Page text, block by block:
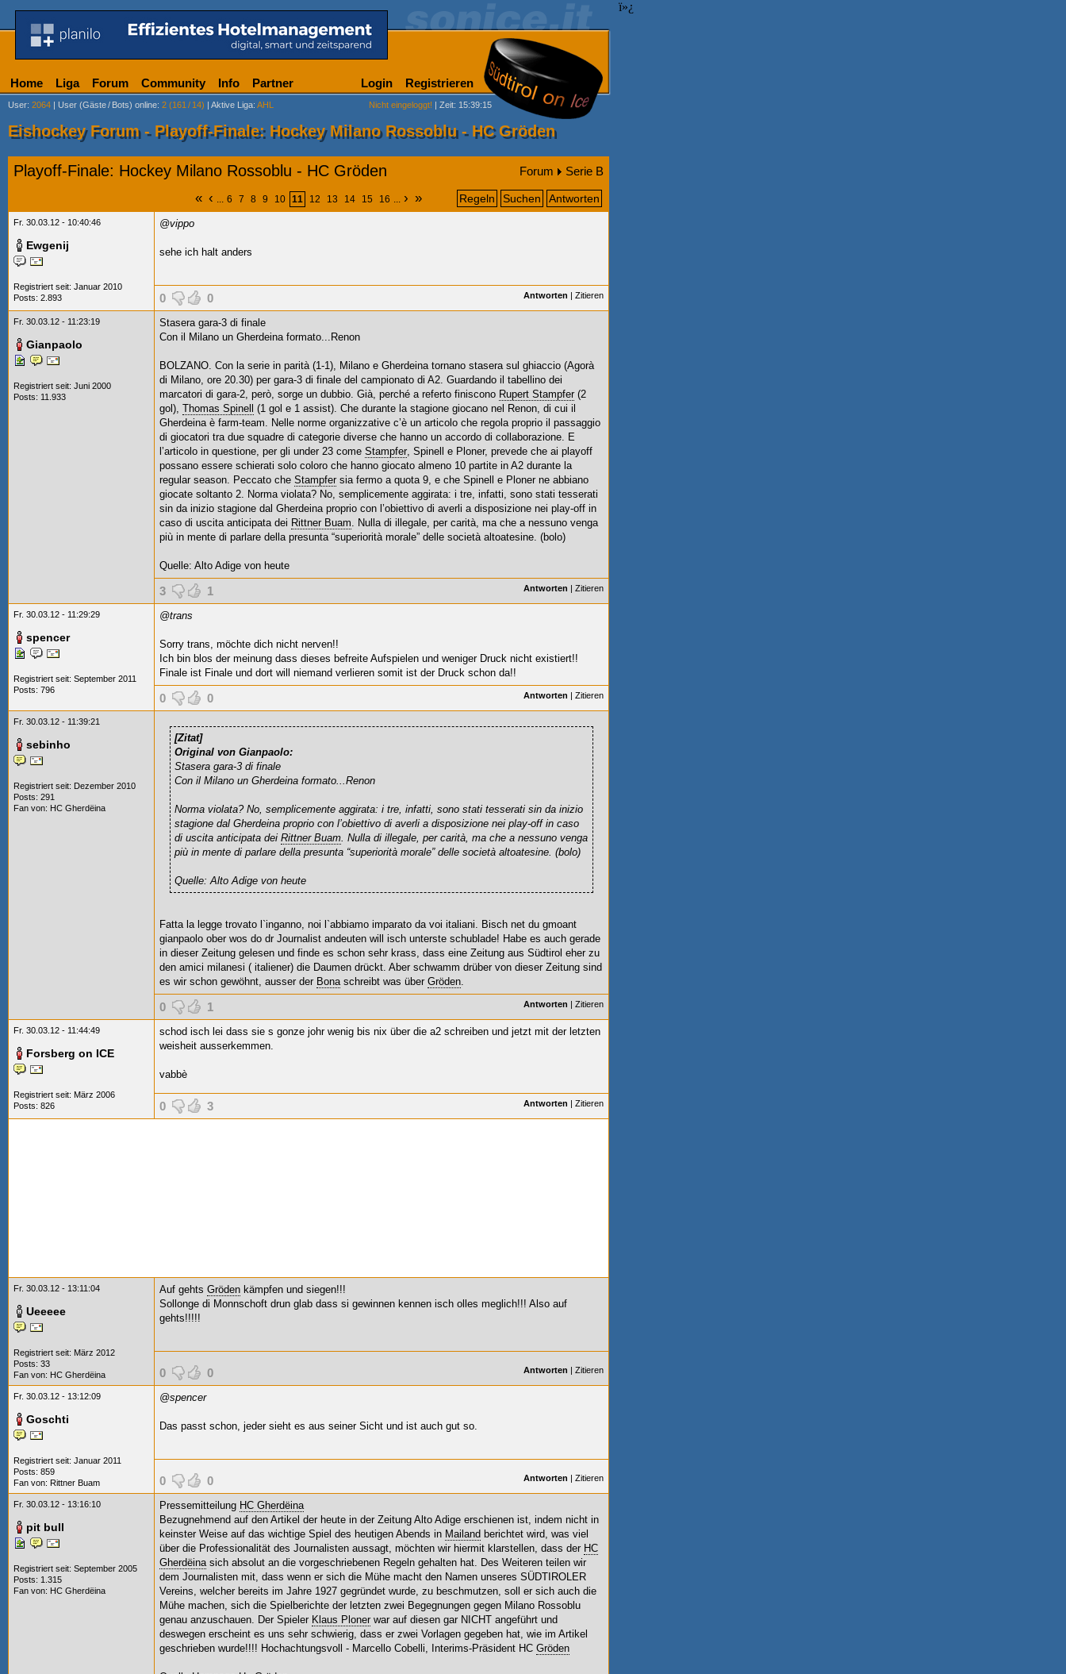
ï»¿
Home Liga Forum Community Info Partner Login Registrieren
User: 2064 | User (Gäste/ Bots) online: 2 (161 / 14) | Aktive Liga: AHL Nicht eingeloggt! | Zeit: 15:39:15
Eishockey Forum - Playoff-Finale: Hockey Milano Rossoblu - HC Gröden
Playoff-Finale: Hockey Milano Rossoblu - HC Gröden Forum Serie B
« ‹ ... 6 7 8 9 10 11 12 13 14 15 16 ... › » Regeln Suchen Antworten
Fr. 30.03.12 - 10:40:46
Ewgenij
Registriert seit: Januar 2010
Posts: 2.893
@vippo
sehe ich halt anders
0 0 Antworten | Zitieren
Fr. 30.03.12 - 11:23:19
Gianpaolo
Registriert seit: Juni 2000
Posts: 11.933
Stasera gara-3 di finale
Con il Milano un Gherdeina formato...Renon
BOLZANO. Con la serie in parità (1-1), Milano e Gherdeina tornano stasera sul ghiaccio (Agorà
di Milano, ore 20.30) per gara-3 di finale del campionato di A2. Guardando il tabellino dei
marcatori di gara-2, però, sorge un dubbio. Già, perché a referto finiscono Rupert Stampfer (2
gol), Thomas Spinell
(1 gol e 1 assist). Che durante la stagione giocano nel Renon, di cui il
Gherdeina è farm-team. Nelle norme organizzative c’è un articolo che regola proprio il passaggio
di giocatori tra due squadre di categorie diverse che hanno un accordo di collaborazione. E
l’articolo in questione, per gli under 23 come Stampfer, Spinell e Ploner, prevede che ai playoff
possano essere schierati solo coloro che hanno giocato almeno 10 partite in A2 durante la
regular season. Peccato che Stampfer sia fermo a quota 9, e che Spinell e Ploner ne abbiano
giocate soltanto 2. Norma violata? No, semplicemente aggirata: i tre, infatti, sono stati tesserati
sin da inizio stagione dal Gherdeina proprio con l’obiettivo di averli a disposizione nei play-off in
caso di uscita anticipata dei Rittner Buam. Nulla di illegale, per carità, ma che a nessuno venga
più in mente di parlare della presunta “superiorità morale” delle società altoatesine. (bolo)
Quelle: Alto Adige von heute
3 1 Antworten | Zitieren
Fr. 30.03.12 - 11:29:29
spencer
Registriert seit: September 2011
Posts: 796
@trans
Sorry trans, möchte dich nicht nerven!!
Ich bin blos der meinung dass dieses befreite Aufspielen und weniger Druck nicht existiert!!
Finale ist Finale und dort will niemand verlieren somit ist der Druck schon da!!
0 0 Antworten | Zitieren
Fr. 30.03.12 - 11:39:21
sebinho
Registriert seit: Dezember 2010
Posts: 291
Fan von: HC Gherdëina
[Zitat]
Original von Gianpaolo:
Stasera gara-3 di finale
Con il Milano un Gherdeina formato...Renon
Norma violata? No, semplicemente aggirata: i tre, infatti, sono stati tesserati sin da inizio
stagione dal Gherdeina proprio con l’obiettivo di averli a disposizione nei play-off in caso
di uscita anticipata dei Rittner Buam. Nulla di illegale, per carità, ma che a nessuno venga
più in mente di parlare della presunta “superiorità morale” delle società altoatesine. (bolo)
Quelle: Alto Adige von heute
Fatta la legge trovato l`inganno, noi l`abbiamo imparato da voi italiani. Bisch net du gmoant
gianpaolo ober wos do dr Journalist andeuten will isch unterste schublade! Habe es auch gerade
in dieser Zeitung gelesen und finde es schon sehr krass, dass eine Zeitung aus Südtirol eher zu
den amici milanesi ( italiener) die Daumen drückt. Aber schwamm drüber von dieser Zeitung sind
es wir schon gewöhnt, ausser der Bonaschreibt was über Gröden.
0 1 Antworten | Zitieren
Fr. 30.03.12 - 11:44:49
Forsberg on ICE
Registriert seit: März 2006
Posts: 826
schod isch lei dass sie s gonze johr wenig bis nix über die a2 schreiben und jetzt mit der letzten
weisheit ausserkemmen.
vabbè
0 3 Antworten | Zitieren
Fr. 30.03.12 - 13:11:04
Ueeeee
Registriert seit: März 2012
Posts: 33
Fan von: HC Gherdëina
Auf gehts Gröden kämpfen und siegen!!!
Sollonge di Monnschoft drun glab dass si gewinnen kennen isch olles meglich!!! Also auf
gehts!!!!!
0 0 Antworten | Zitieren
Fr. 30.03.12 - 13:12:09
Goschti
Registriert seit: Januar 2011
Posts: 859
Fan von: Rittner Buam
@spencer
Das passt schon, jeder sieht es aus seiner Sicht und ist auch gut so.
0 0 Antworten | Zitieren
Fr. 30.03.12 - 13:16:10
pit bull
Registriert seit: September 2005
Posts: 1.315
Fan von: HC Gherdëina
Pressemitteilung HC Gherdëina
Bezugnehmend auf den Artikel der heute in der Zeitung Alto Adige erschienen ist, indem nicht in
keinster Weise auf das wichtige Spiel des heutigen Abends in Mailand berichtet wird, was viel
über die Professionalität des Journalisten aussagt, möchten wir hiermit klarstellen, dass der HC
Gherdëinasich absolut an die vorgeschriebenen Regeln gehalten hat. Des Weiteren teilen wir
dem Journalisten mit, dass wenn er sich die Mühe macht den Namen unseres SÜDTIROLER
Vereins, welcher bereits im Jahre 1927 gegründet wurde, zu beschmutzen, soll er sich auch die
Mühe machen, sich die Spielberichte der letzten zwei Begegnungen gegen Milano Rossoblu
genau anzuschauen. Der Spieler Klaus Ploner war auf diesen gar NICHT angeführt und
deswegen erscheint es uns sehr schwierig, dass er zwei Vorlagen gegeben hat, wie im Artikel
geschrieben wurde!!!! Hochachtungsvoll - Marcello Cobelli, Interims-Präsident HC Gröden